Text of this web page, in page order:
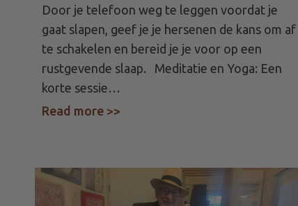
Door je telefoon weg te leggen voordat je
gaat slapen, geef je je hersenen de kans om af
te schakelen en bereid je je voor op een
rustgevende slaap. Meditatie en Yoga: Een
korte sessie…
Read more >> about Slaaptekort Verhelpen